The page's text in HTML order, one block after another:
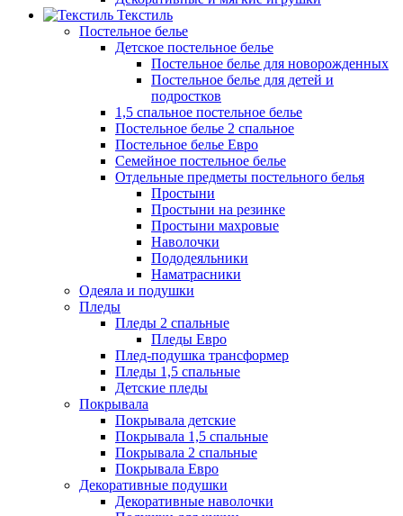
Текстиль
Постельное белье
Детское постельное белье
Постельное белье для новорожденных
Постельное белье для детей и
подростков
1,5 спальное постельное белье
Постельное белье 2 спальное
Постельное белье Евро
Семейное постельное белье
Отдельные предметы постельного белья
Простыни
Простыни на резинке
Простыни махровые
Наволочки
Пододеяльники
Наматрасники
Одеяла и подушки
Пледы
Пледы 2 спальные
Пледы Евро
Плед-подушка трансформер
Пледы 1,5 спальные
Детские пледы
Покрывала
Покрывала детские
Покрывала 1,5 спальные
Покрывала 2 спальные
Покрывала Евро
Декоративные подушки
Декоративные наволочки